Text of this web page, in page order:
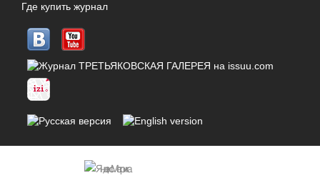
Где купить журнал